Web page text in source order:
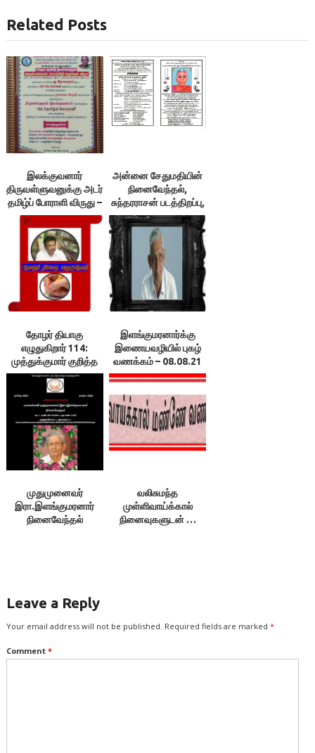
Related Posts
இலக்குவனார்
திருவள்ளுவனுக்கு அடர்
தமிழ்ப் போராளி விருது –
பெருங்கவிக்கோ
அளித்தார்
அன்னை சேதுமதியின்
நினைவேந்தல்,
சுந்தரராசன் படத்திறப்பு,
தமிழ்த்
தொண்டறத்தாருக்குப்
பாராட்டு
தோழர் தியாகு
எழுதுகிறார் 114:
முத்துக்குமார் குறித்த
கலைவேலு கட்டுரை
இளங்குமரனார்க்கு
இணையவழியில் புகழ்
வணக்கம் – 08.08.21
காலை 10.00
முதுமுனைவர்
இரா.இளங்குமரனார்
நினைவேந்தல்
வலிசுமந்த
முள்ளிவாய்க்கால்
நினைவுகளுடன் …
Leave a Reply
Your email address will not be published. Required fields are marked *
Comment *